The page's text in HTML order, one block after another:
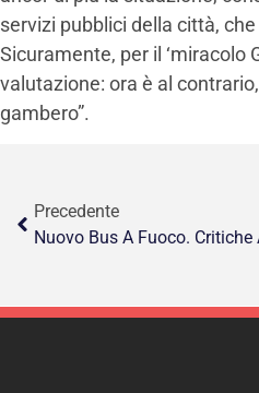
servizi pubblici della città,
Sicuramente, per il ‘miracolo
valutazione: ora è al
gambero”.
Precedente
Nuovo Bus A Fuoco.